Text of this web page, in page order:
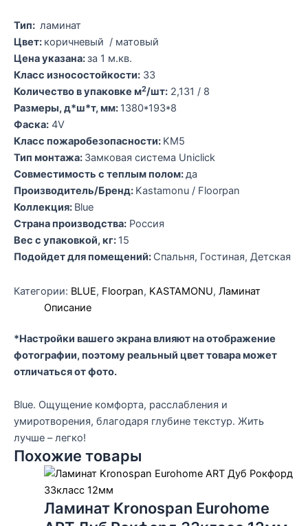
Тип: ламинат
Цвет: коричневый / матовый
Цена указана:за 1 м.кв.
Класс износостойкости: 33
Количество в упаковке м2/шт: 2,131 / 8
Размеры, д*ш*т, мм: 1380*193*8
Фаска: 4V
Класс пожаробезопасности: KM5
Тип монтажа: Замковая система Uniclick
Совместимость с теплым полом:да
Производитель/Бренд: Kastamonu / Floorpan
Коллекция: Blue
Страна производства: Россия
Вес с упаковкой, кг: 15
Подойдет для помещений: Спальня, Гостиная, Детская
Категории: BLUE, Floorpan, KASTAMONU, Ламинат
Описание
*Настройки вашего экрана влияют на отображение
фотографии, поэтому реальный цвет товара может
отличаться от фото.
Blue. Ощущение комфорта, расслабления и
умиротворения, благодаря глубине текстур. Жить
лучше – легко!
Похожие товары
Ламинат Kronospan Eurohome